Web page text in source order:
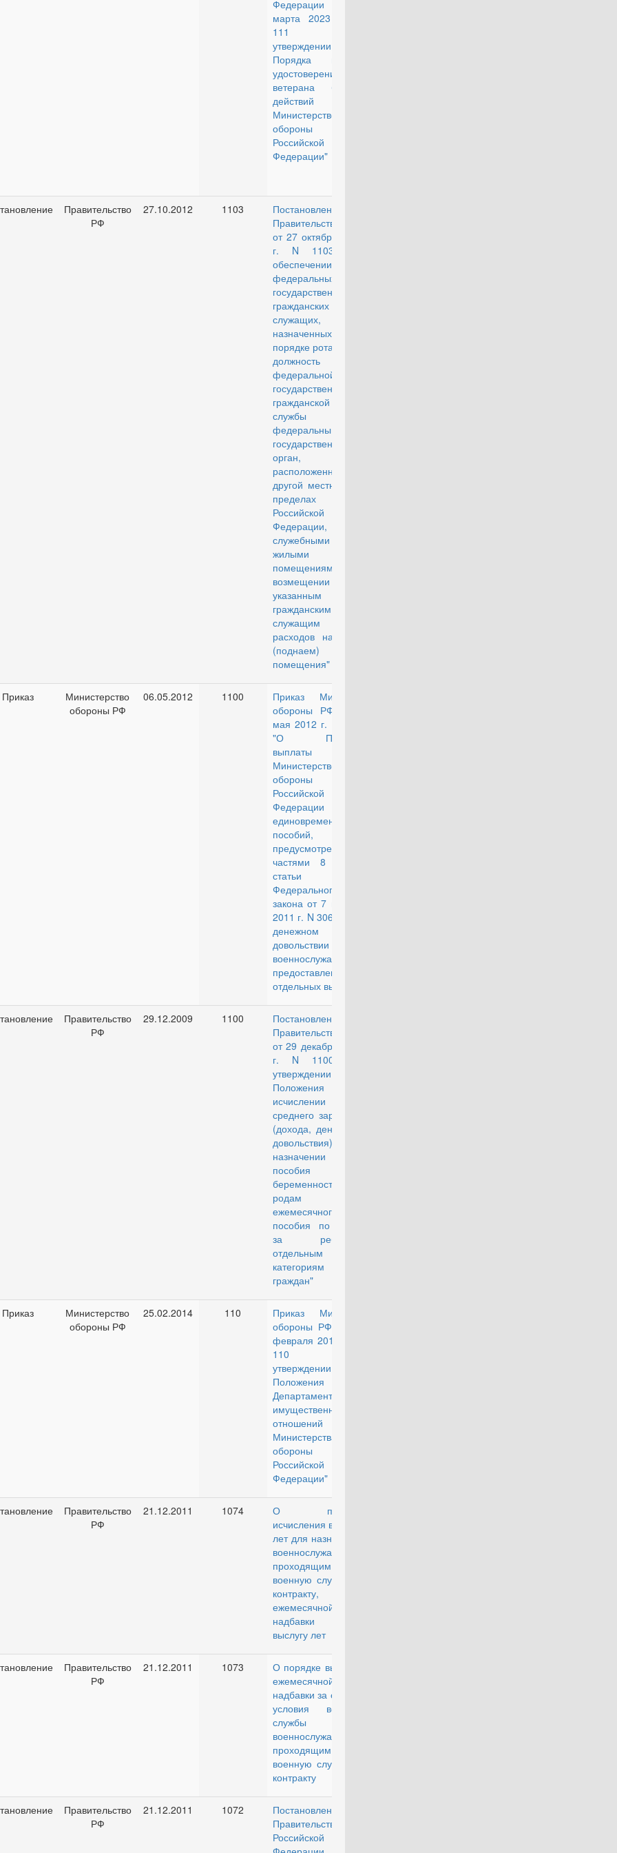
Федерации от 9
марта 2023 г. №
111 "Об
утверждении
Порядка выдачи
удостоверений
ветерана боевых
действий в
Министерстве
обороны
Российской
Федерации"
Правительство
РФ
27.10.2012 1103
Постановление
Правительства РФ
от 27 октября 2012
г. N 1103 "Об
обеспечении
федеральных
государственных
гражданских
служащих,
назначенных в
порядке ротации на
должность
федеральной
государственной
гражданской
службы в
федеральный
государственный
орган,
расположенный в
другой местности в
пределах
Российской
Федерации,
служебными
жилыми
помещениями и о
возмещении
указанным
гражданским
служащим
расходов на наем
(поднаем) жилого
помещения"
Приказ
Министерство
обороны РФ
06.05.2012 1100
Приказ Министра
обороны РФ от 6
мая 2012 г. N 1100
"О Порядке
выплаты в
Министерстве
обороны
Российской
Федерации
единовременных
пособий,
предусмотренных
частями 8 и 12
статьи 3
Федерального
закона от 7 ноября
2011 г. N 306-ФЗ "О
денежном
довольствии
военнослужащих и
предоставлении им
отдельных выплат"
Правительство
РФ
29.12.2009 1100
Постановление
Правительства РФ
от 29 декабря 2009
г. N 1100 "Об
утверждении
Положения об
исчислении
среднего заработка
(дохода, денежного
довольствия) при
назначении
пособия по
беременности и
родам и
ежемесячного
пособия по уходу
за ребенком
отдельным
категориям
граждан"
Приказ
Министерство
обороны РФ
25.02.2014 110
Приказ Министра
обороны РФ от 25
февраля 2014 г. №
110 "Об
утверждении
Положения о
Департаменте
имущественных
отношений
Министерства
обороны
Российской
Федерации"
Правительство
РФ
21.12.2011 1074
О порядке
исчисления выслуги
лет для назначения
военнослужащим,
проходящим
военную службу по
контракту,
ежемесячной
надбавки за
выслугу лет
Правительство
РФ
21.12.2011 1073
О порядке выплаты
ежемесячной
надбавки за особые
условия военной
службы
военнослужащим,
проходящим
военную службу по
контракту
Правительство
РФ
21.12.2011 1072
Постановление
Правительства
Российской